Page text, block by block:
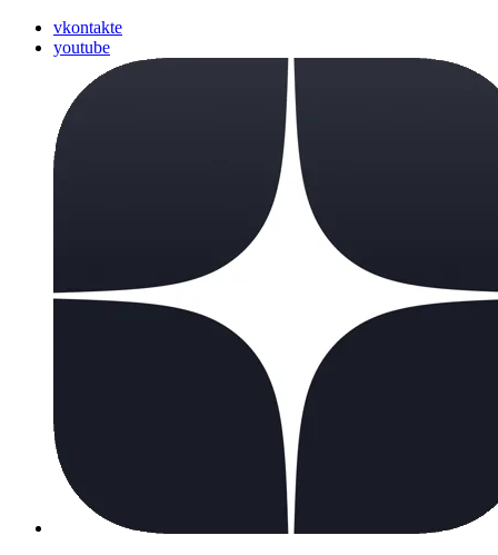
vkontakte
youtube